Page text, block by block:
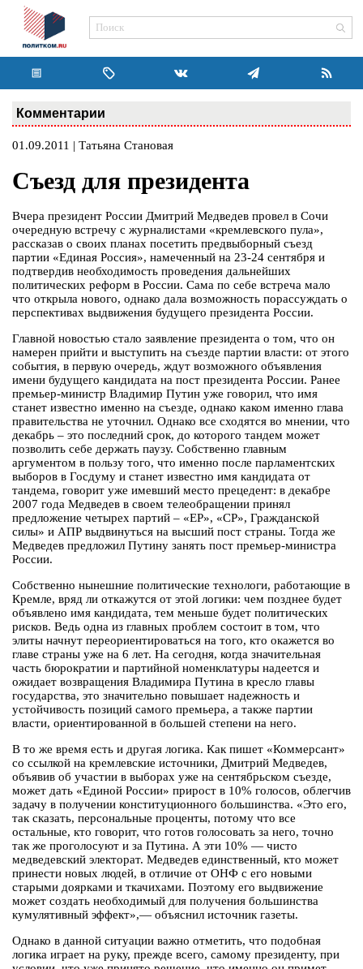
Комментарии
01.09.2011 | Татьяна Становая
Съезд для президента
Вчера президент России Дмитрий Медведев провел в Сочи
очередную встречу с журналистами «кремлевского пула»,
рассказав о своих планах посетить предвыборный съезд
партии «Единая Россия», намеченный на 23-24 сентября и
подтвердив необходимость проведения дальнейших
политических реформ в России. Сама по себе встреча мало
что открыла нового, однако дала возможность порассуждать о
перспективах выдвижения будущего президента России.
Главной новостью стало заявление президента о том, что он
намерен прийти и выступить на съезде партии власти: от этого
события, в первую очередь, ждут возможного объявления
имени будущего кандидата на пост президента России. Ранее
премьер-министр Владимир Путин уже говорил, что имя
станет известно именно на съезде, однако каком именно глава
правительства не уточнил. Однако все сходятся во мнении, что
декабрь – это последний срок, до которого тандем может
позволить себе держать паузу. Собственно главным
аргументом в пользу того, что именно после парламентских
выборов в Госдуму и станет известно имя кандидата от
тандема, говорит уже имевший место прецедент: в декабре
2007 года Медведев в своем телеобращении принял
предложение четырех партий – «ЕР», «СР», Гражданской
силы» и АПР выдвинуться на высший пост страны. Тогда же
Медведев предложил Путину занять пост премьер-министра
России.
Собственно нынешние политические технологи, работающие в
Кремле, вряд ли откажутся от этой логики: чем позднее будет
объявлено имя кандидата, тем меньше будет политических
рисков. Ведь одна из главных проблем состоит в том, что
элиты начнут переориентироваться на того, кто окажется во
главе страны уже на 6 лет. На сегодня, когда значительная
часть бюрократии и партийной номенклатуры надеется и
ожидает возвращения Владимира Путина в кресло главы
государства, это значительно повышает надежность и
устойчивость позиций самого премьера, а также партии
власти, ориентированной в большей степени на него.
В то же время есть и другая логика. Как пишет «Коммерсант»
со ссылкой на кремлевские источники, Дмитрий Медведев,
объявив об участии в выборах уже на сентябрьском съезде,
может дать «Единой России» прирост в 10% голосов, облегчив
задачу в получении конституционного большинства. «Это его,
так сказать, персональные проценты, потому что все
остальные, кто говорит, что готов голосовать за него, точно
так же проголосуют и за Путина. А эти 10% — чисто
медведевский электорат. Медведев единственный, кто может
принести новых людей, в отличие от ОНФ с его новыми
старыми доярками и ткачихами. Поэтому его выдвижение
может создать необходимый для получения большинства
кумулятивный эффект»,— объяснил источник газеты.
Однако в данной ситуации важно отметить, что подобная
логика играет на руку, прежде всего, самому президенту, при